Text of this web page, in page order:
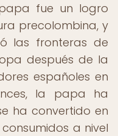
fue un logro
precolombina, y
las fronteras de
después de la
españoles en
la papa ha
ha convertido en
a nivel